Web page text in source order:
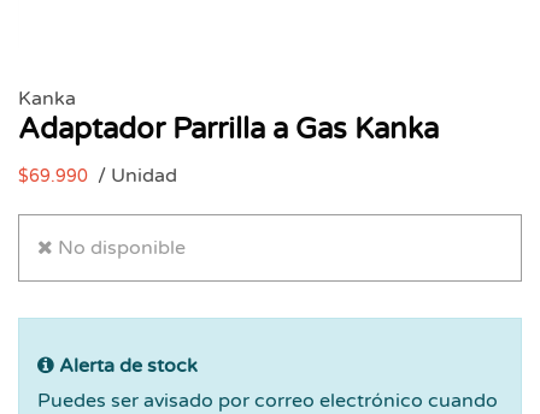
Kanka
Adaptador Parrilla a Gas Kanka
$69.990 / Unidad
No disponible
Alerta de stock
Puedes ser avisado por correo electrónico cuando